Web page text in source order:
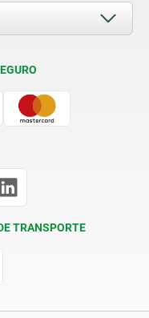
TRANSPORTE